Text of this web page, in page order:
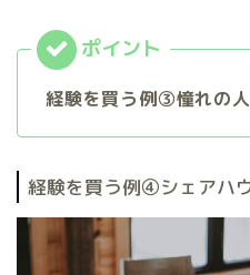
経験を買う例③憧れの人
経験を買う例④シェアハ